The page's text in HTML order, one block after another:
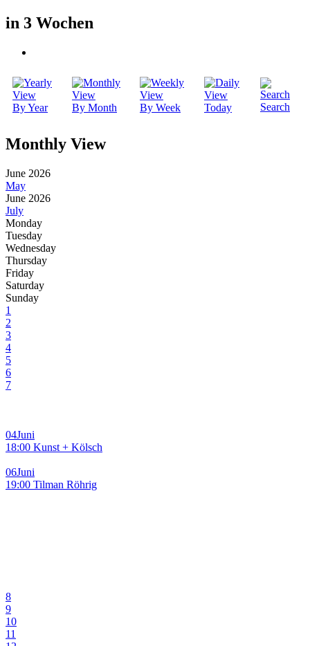
in 3 Wochen
By Year By Month By Week Today Search
Monthly View
June 2026
May
June 2026
July
Monday
Tuesday
Wednesday
Thursday
Friday
Saturday
Sunday
1
2
3
4
5
6
7
04Juni
18:00 Kunst + Kölsch
06Juni
19:00 Tilman Röhrig
8
9
10
11